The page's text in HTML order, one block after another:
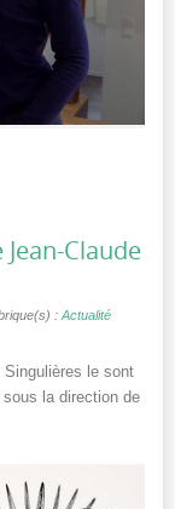
Claude
: Actualité
le sont
la direction de